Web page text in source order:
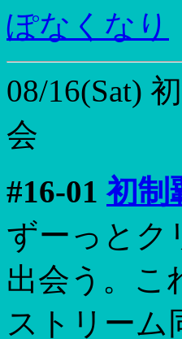
ぽなくなり
08/16(Sat)
会
#16-01初制
ずーっとク
出会う。こ
ストリーム